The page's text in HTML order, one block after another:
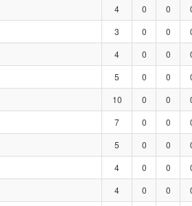
4 0 0
3 0 0
4 0 0
5 0 0
10 0 0
7 0 0
5 0 0
4 0 0
4 0 0